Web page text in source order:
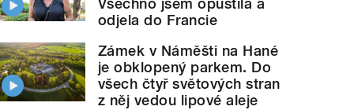
Všechno jsem opustila a
odjela do Francie
Zámek v Náměšti na Hané
je obklopený parkem. Do
všech čtyř světových stran
z něj vedou lipové aleje